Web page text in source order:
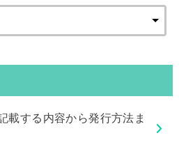
載する内容から発行方法ま